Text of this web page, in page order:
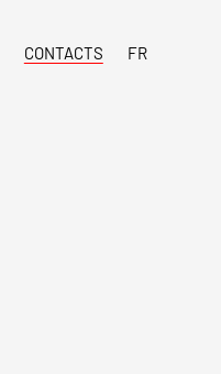
CONTACTS FR